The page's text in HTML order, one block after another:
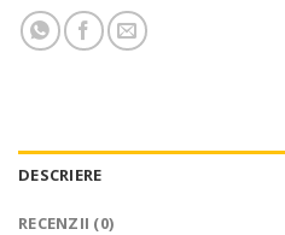
DESCRIERE
RECENZII (0)